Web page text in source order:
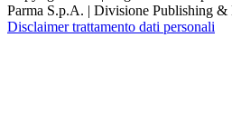
Parma S.p.A. | Divisione Publishing
Disclaimer trattamento dati personali